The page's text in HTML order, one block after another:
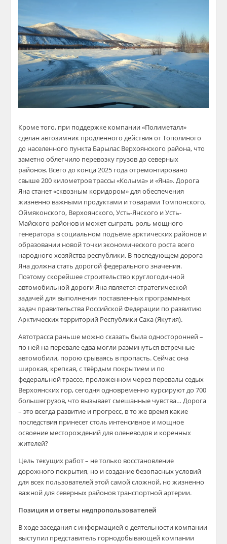
Кроме того, при поддержке компании «Полиметалл»
сделан автозимник продленного действия от Тополиного
до населенного пункта Барылас Верхоянского района, что
заметно облегчило перевозку грузов до северных
районов. Всего до конца 2025 года отремонтировано
свыше 200 километров трассы «Колыма» и «Яна». Дорога
Яна станет «сквозным коридором» для обеспечения
жизненно важными продуктами и товарами Томпонского,
Оймяконского, Верхоянского, Усть-Янского и Усть-
Майского районов и может сыграть роль мощного
генератора в социальном подъёме арктических районов и
образовании новой точки экономического роста всего
народного хозяйства республики. В последующем дорога
Яна должна стать дорогой федерального значения.
Поэтому скорейшее строительство круглогодичной
автомобильной дороги Яна является стратегической
задачей для выполнения поставленных программных
задач правительства Российской Федерации по развитию
Арктических территорий Республики Саха (Якутия).
Автотрасса раньше можно сказать была односторонней –
по ней на перевале едва могли разминуться встречные
автомобили, порою срываясь в пропасть. Сейчас она
широкая, крепкая, с твёрдым покрытием и по
федеральной трассе, проложенном через перевалы седых
Верхоянских гор, сегодня одновременно курсируют до 700
большегрузов, что вызывает смешанные чувства… Дорога
– это всегда развитие и прогресс, в то же время какие
последствия принесет столь интенсивное и мощное
освоение месторождений для оленеводов и коренных
жителей?
Цель текущих работ – не только восстановление
дорожного покрытия, но и создание безопасных условий
для всех пользователей этой самой сложной, но жизненно
важной для северных районов транспортной артерии.
Позиция и ответы недпропользователей
В ходе заседания с информацией о деятельности компании
выступил представитель горнодобывающей компании